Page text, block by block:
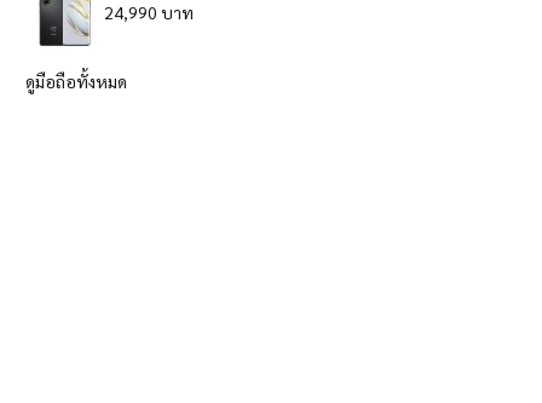
24,990 บาท
ดูมือถือทั้งหมด